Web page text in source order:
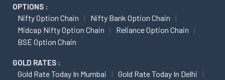
OPTIONS :
Nifty Option Chain
Nifty Bank Option Chain
Midcap Nifty Option Chain
Reliance Option Chain
BSE Option Chain
GOLD RATES :
Gold Rate Today In Mumbai
Gold Rate Today In Delhi